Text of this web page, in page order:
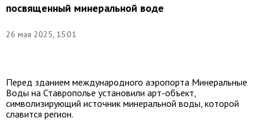
посвященный минеральной воде
26 мая 2025, 15:01
Перед зданием международного аэропорта Минеральные
Воды на Ставрополье установили арт-объект,
символизирующий источник минеральной воды, которой
славится регион.